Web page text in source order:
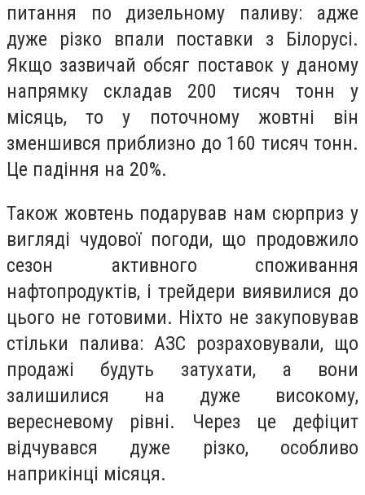
питання по дизельному паливу: адже
дуже різко впали поставки з Білорусі.
Якщо зазвичай обсяг поставок у даному
напрямку складав 200 тисяч тонн у
місяць, то у поточному жовтні він
зменшився приблизно до 160 тисяч тонн.
Це падіння на 20%.
Також жовтень подарував нам сюрприз у
вигляді чудової погоди, що продовжило
сезон активного споживання
нафтопродуктів, і трейдери виявилися до
цього не готовими. Ніхто не закуповував
стільки палива: АЗС розраховували, що
продажі будуть затухати, а вони
залишилися на дуже високому,
вересневому рівні. Через це дефіцит
відчувався дуже різко, особливо
наприкінці місяця.